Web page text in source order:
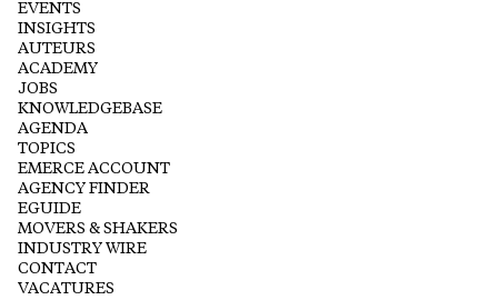
EVENTS
INSIGHTS
AUTEURS
ACADEMY
JOBS
KNOWLEDGEBASE
AGENDA
TOPICS
EMERCE ACCOUNT
AGENCY FINDER
EGUIDE
MOVERS & SHAKERS
INDUSTRY WIRE
CONTACT
VACATURES